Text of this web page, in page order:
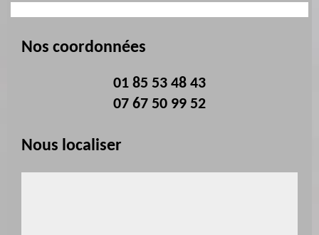
Nos coordonnées
01 85 53 48 43
07 67 50 99 52
Nous localiser